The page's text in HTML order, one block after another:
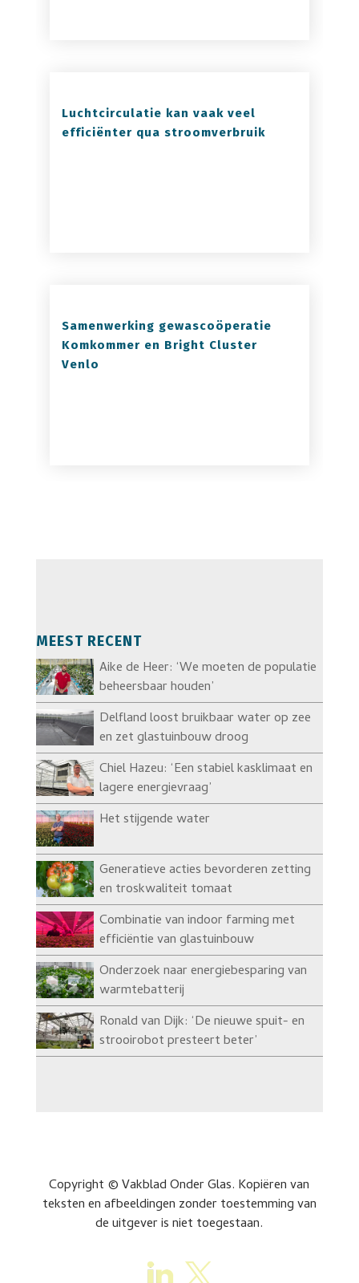
Luchtcirculatie kan vaak veel
efficiënter qua stroomverbruik
Samenwerking gewascoöperatie
Komkommer en Bright Cluster
Venlo
MEEST RECENT
Aike de Heer: ‘We moeten de populatie
beheersbaar houden’
Delfland loost bruikbaar water op zee
en zet glastuinbouw droog
Chiel Hazeu: ‘Een stabiel kasklimaat en
lagere energievraag’
Het stijgende water
Generatieve acties bevorderen zetting
en troskwaliteit tomaat
Combinatie van indoor farming met
efficiëntie van glastuinbouw
Onderzoek naar energiebesparing van
warmtebatterij
Ronald van Dijk: ‘De nieuwe spuit- en
strooirobot presteert beter’
Copyright © Vakblad Onder Glas. Kopiëren van
teksten en afbeeldingen zonder toestemming van
de uitgever is niet toegestaan.